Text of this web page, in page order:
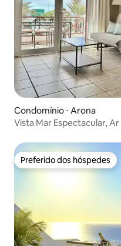
Condomínio ⋅ Arona
Vista Mar Espectacular,
Preferido dos hóspedes
Preferido dos hóspedes